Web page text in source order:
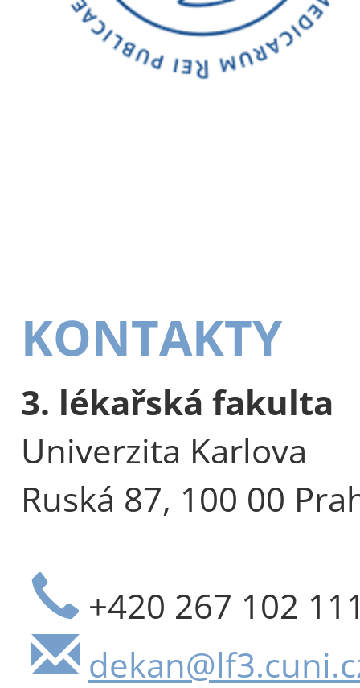
KONTAKTY
3. lékařská fakulta
Univerzita Karlova
Ruská 87, 100 00
+420 267 102